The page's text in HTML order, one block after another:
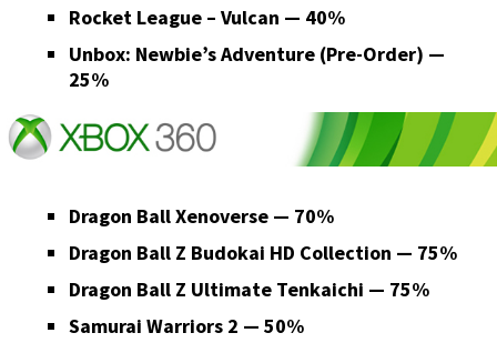
Rocket League – Vulcan — 40%
Unbox: Newbie’s Adventure (Pre-Order) —
25%
Dragon Ball Xenoverse — 70%
Dragon Ball Z Budokai HD Collection — 75%
Dragon Ball Z Ultimate Tenkaichi — 75%
Samurai Warriors 2 — 50%